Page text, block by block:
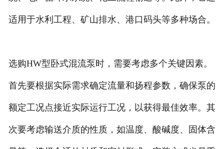
适用于水利工程、矿山排水、港口码头等多种场合。
选购HW型卧式混流泵时，需要考虑多个关键因素。
首先要根据实际需求确定流量和扬程参数，确保泵的
额定工况点接近实际运行工况，以获得最佳效率。其
次要考虑输送介质的性质，如温度、酸碱度、固体含